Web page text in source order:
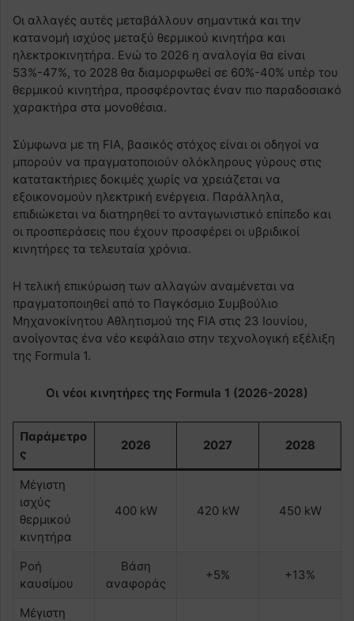
Οι αλλαγές αυτές μεταβάλλουν σημαντικά και την
κατανομή ισχύος μεταξύ θερμικού κινητήρα και
ηλεκτροκινητήρα. Ενώ το 2026 η αναλογία θα είναι
53%-47%, το 2028 θα διαμορφωθεί σε 60%-40% υπέρ του
θερμικού κινητήρα, προσφέροντας έναν πιο παραδοσιακό
χαρακτήρα στα μονοθέσια.
Σύμφωνα με τη FIA, βασικός στόχος είναι οι οδηγοί να
μπορούν να πραγματοποιούν ολόκληρους γύρους στις
κατατακτήριες δοκιμές χωρίς να χρειάζεται να
εξοικονομούν ηλεκτρική ενέργεια. Παράλληλα,
επιδιώκεται να διατηρηθεί το ανταγωνιστικό επίπεδο και
οι προσπεράσεις που έχουν προσφέρει οι υβριδικοί
κινητήρες τα τελευταία χρόνια.
Η τελική επικύρωση των αλλαγών αναμένεται να
πραγματοποιηθεί από το Παγκόσμιο Συμβούλιο
Μηχανοκίνητου Αθλητισμού της FIA στις 23 Ιουνίου,
ανοίγοντας ένα νέο κεφάλαιο στην τεχνολογική εξέλιξη
της Formula 1.
Οι νέοι κινητήρες της Formula 1 (2026-2028)
Παράμετρο
ς
2026 2027 2028
Μέγιστη
ισχύς
θερμικού
κινητήρα
400 kW 420 kW 450 kW
Ροή
καυσίμου
Βάση
αναφοράς
+5% +13%
Μέγιστη